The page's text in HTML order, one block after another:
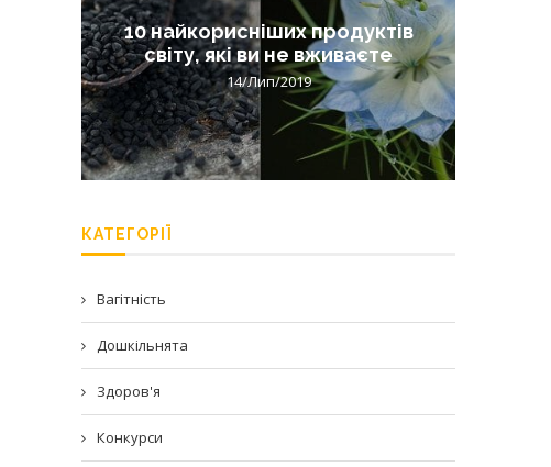
10 найкорисніших продуктів
світу, які ви не вживаєте
14/Лип/2019
КАТЕГОРІЇ
Вагітність
Дошкільнята
Здоров'я
Конкурси